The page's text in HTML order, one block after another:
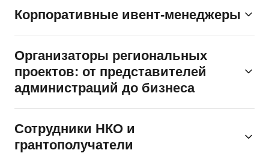
Корпоративные ивент-менеджеры
работы с подрядчиками
Организаторы региональных
проектов: от представителей
администраций до бизнеса
управления командами
Сотрудники НКО и
грантополучатели